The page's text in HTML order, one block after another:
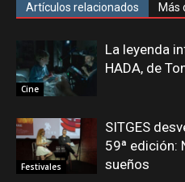
Artículos relacionados Más
Cine
La leyenda
HADA, de
Festivales
SITGES
59ª edición:
sueños